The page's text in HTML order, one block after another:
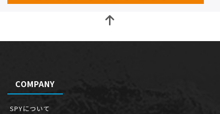
COMPANY
SPYについて